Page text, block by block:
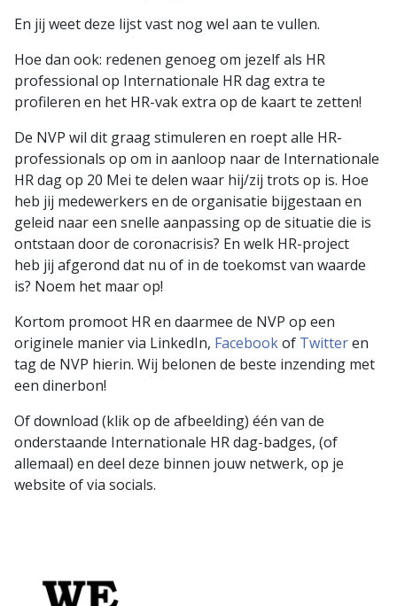
En jij weet deze lijst vast nog wel aan te vullen.
Hoe dan ook: redenen genoeg om jezelf als HR
professional op Internationale HR dag extra te
profileren en het HR-vak extra op de kaart te zetten!
De NVP wil dit graag stimuleren en roept alle HR-
professionals op om in aanloop naar de Internationale
HR dag op 20 Mei te delen waar hij/zij trots op is. Hoe
heb jij medewerkers en de organisatie bijgestaan en
geleid naar een snelle aanpassing op de situatie die is
ontstaan door de coronacrisis? En welk HR-project
heb jij afgerond dat nu of in de toekomst van waarde
is? Noem het maar op!
Kortom promoot HR en daarmee de NVP op een
originele manier via LinkedIn, Facebookof Twitteren
tag de NVP hierin. Wij belonen de beste inzending met
een dinerbon!
Of download (klik op de afbeelding) één van de
onderstaande Internationale HR dag-badges, (of
allemaal) en deel deze binnen jouw netwerk, op je
website of via socials.